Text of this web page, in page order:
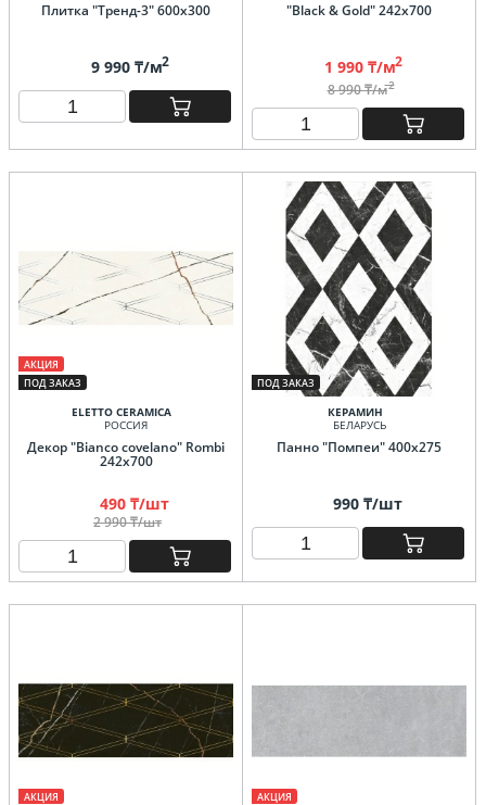
Плитка "Тренд-3" 600х300
9 990 ₸/м2
"Black & Gold" 242х700
1 990 ₸/м2
8 990 ₸/м2
АКЦИЯ
ПОД ЗАКАЗ
ELETTO CERAMICA
РОССИЯ
Декор "Bianco covelano" Rombi
242х700
490 ₸/шт
2 990 ₸/шт
ПОД ЗАКАЗ
КЕРАМИН
БЕЛАРУСЬ
Панно "Помпеи" 400х275
990 ₸/шт
АКЦИЯ
АКЦИЯ